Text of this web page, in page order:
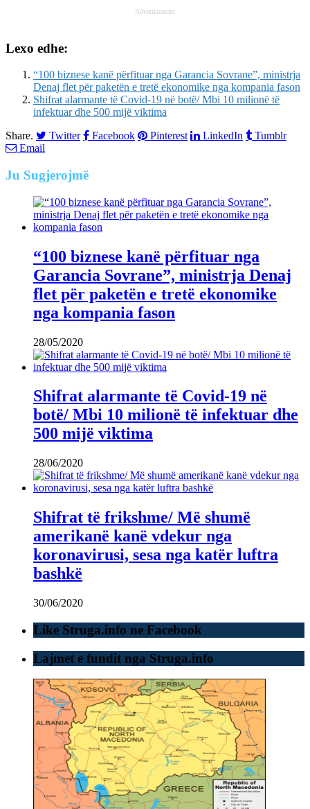
Advertisement
Lexo edhe:
“100 biznese kanë përfituar nga Garancia Sovrane”, ministrja
Denaj flet për paketën e tretë ekonomike nga kompania fason
Shifrat alarmante të Covid-19 në botë/ Mbi 10 milionë të
infektuar dhe 500 mijë viktima
Share.
Twitter Facebook Pinterest LinkedIn
Tumblr
Email
Ju Sugjerojmë
“100 biznese kanë përfituar nga
Garancia Sovrane”, ministrja Denaj
flet për paketën e tretë ekonomike
nga kompania fason
28/05/2020
Shifrat alarmante të Covid-19 në
botë/ Mbi 10 milionë të infektuar dhe
500 mijë viktima
28/06/2020
Shifrat të frikshme/ Më shumë
amerikanë kanë vdekur nga
koronavirusi, sesa nga katër luftra
bashkë
30/06/2020
Like Struga.info ne Facebook
Lajmet e fundit nga Struga.info